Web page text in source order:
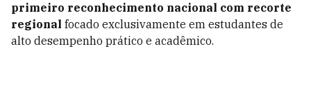
primeiro reconhecimento nacional com recorte
regional focado exclusivamente em estudantes de
alto desempenho prático e acadêmico.